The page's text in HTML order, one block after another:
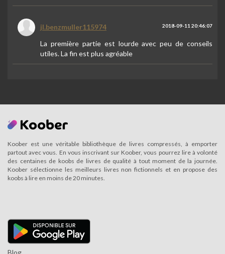
jl.benzmuller115974 2018-09-11 20:46:07
La première partie est lourde avec peu de conseils
utiles. La fin est plus agréable
Koober est une véritable bibliothèque de livres compressés, à emporter
partout avec vous. En vous inscrivant sur Koober, vous pourrez lire à volonté
des centaines de koobs de livres de qualité à tout moment de la journée.
Koober sélectionne les meilleurs livres non fictionnels et en propose des
koobs à lire en moins de 20 minutes.